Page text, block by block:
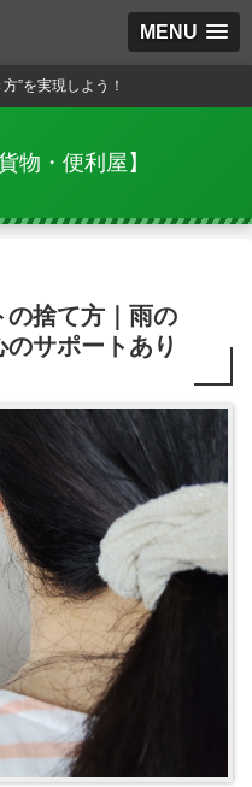
MENU
”を実現しよう！
物・便利屋】
の捨て方｜雨の
サポートあり